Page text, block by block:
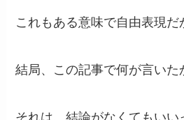
これもある意味で自由表現だ
結局、この記事で何が言いた
それは、結論がなくてもいい